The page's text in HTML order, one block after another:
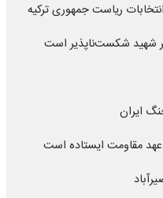
ریاست جمهوری ترکیه
شهید شکست‌ناپذیر است
ایران
عهد مقاومت ایستاده است